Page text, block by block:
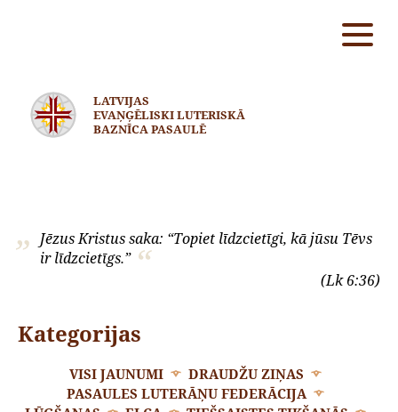
LATVIJAS
EVAŅĢĒLISKI LUTERISKĀ
BAZNĪCA PASAULĒ
Jēzus Kristus saka: “Topiet līdzcietīgi, kā jūsu Tēvs
ir līdzcietīgs.”
(Lk 6:36)
Kategorijas
VISI JAUNUMI
DRAUDŽU ZIŅAS
PASAULES LUTERĀŅU FEDERĀCIJA